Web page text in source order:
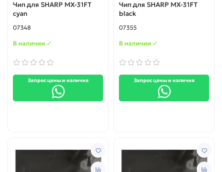
Чип для SHARP MX-31FT
cyan
07348
В наличии ✓
Запрос цены и наличия
Чип для SHARP MX-31FT
black
07355
В наличии ✓
Запрос цены и наличия